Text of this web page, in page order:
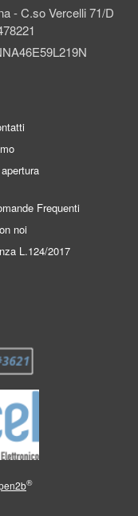
- C.so Vercelli 71/D
Frequenti
noi
L.124/2017
®